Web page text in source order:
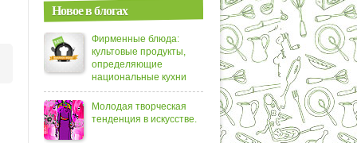
Новое в блогах
Фирменные блюда:
культовые продукты,
определяющие
национальные кухни
Молодая творческая
тенденция в искусстве.